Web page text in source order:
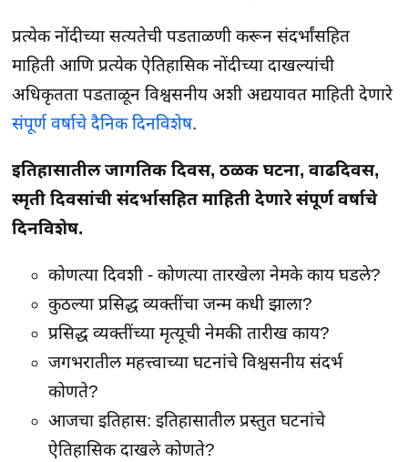
प्रत्येक नोंदीच्या सत्यतेची पडताळणी करून संदर्भांसहित
माहिती आणि प्रत्येक ऐतिहासिक नोंदीच्या दाखल्यांची
अधिकृतता पडताळून विश्वसनीय अशी अद्ययावत माहिती देणारे
संपूर्ण वर्षाचे दैनिक दिनविशेष.
इतिहासातील जागतिक दिवस, ठळक घटना, वाढदिवस,
स्मृती दिवसांची संदर्भासहित माहिती देणारे संपूर्ण वर्षाचे
दिनविशेष.
कोणत्या दिवशी - कोणत्या तारखेला नेमके काय घडले?
कुठल्या प्रसिद्ध व्यक्तींचा जन्म कधी झाला?
प्रसिद्ध व्यक्तींच्या मृत्यूची नेमकी तारीख काय?
जगभरातील महत्त्वाच्या घटनांचे विश्वसनीय संदर्भ
कोणते?
आजचा इतिहास: इतिहासातील प्रस्तुत घटनांचे
ऐतिहासिक दाखले कोणते?